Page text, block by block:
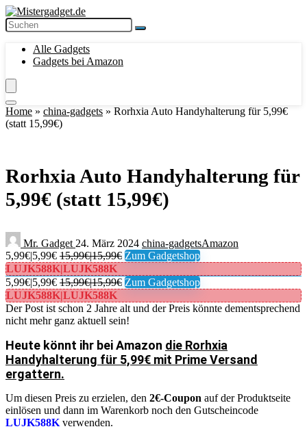
Alle Gadgets
Gadgets bei Amazon
Home » china-gadgets » Rorhxia Auto Handyhalterung für 5,99€
(statt 15,99€)
Rorhxia Auto Handyhalterung für
5,99€ (statt 15,99€)
Mr. Gadget 24. März 2024 china-gadgetsAmazon
5,99€|5,99€ 15,99€|15,99€ Zum Gadgetshop
LUJK588K|LUJK588K
5,99€|5,99€ 15,99€|15,99€ Zum Gadgetshop
LUJK588K|LUJK588K
Der Post ist schon 2 Jahre alt und der Preis könnte dementsprechend
nicht mehr ganz aktuell sein!
Heute könnt ihr beiAmazon die Rorhxia
Handyhalterung für 5,99€ mit Prime Versand
ergattern.
Um diesen Preis zu erzielen, den 2€-Coupon auf der Produktseite
einlösen und dann im Warenkorb noch den Gutscheincode
LUJK588K verwenden.